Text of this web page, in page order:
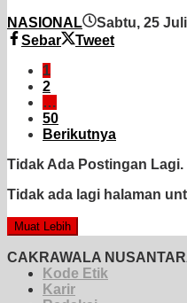
NASIONAL Sabtu, 25
Sebar
Tweet
1
2
…
50
Berikutnya
Tidak Ada Postingan Lagi.
Tidak ada lagi halaman
Muat Lebih
CAKRAWALA
Kode Etik
Karir